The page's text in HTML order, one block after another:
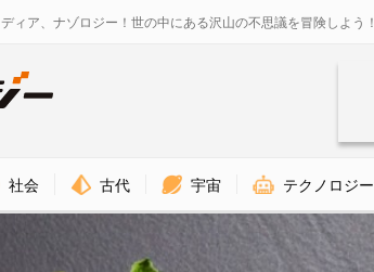
ィア、ナゾロジー！世の中にある沢山の不思議を冒険しよう！
社会 古代 宇宙 テクノロジー